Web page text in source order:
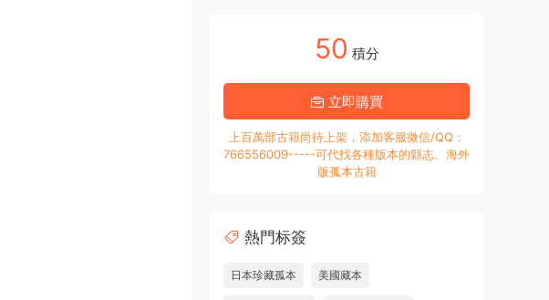
50 積分
立即購買
上百萬部古籍尚待上架，添加客服微信/QQ：
766556009-----可代找各種版本的縣志、海外
版孤本古籍
熱門标簽
日本珍藏孤本 美國藏本